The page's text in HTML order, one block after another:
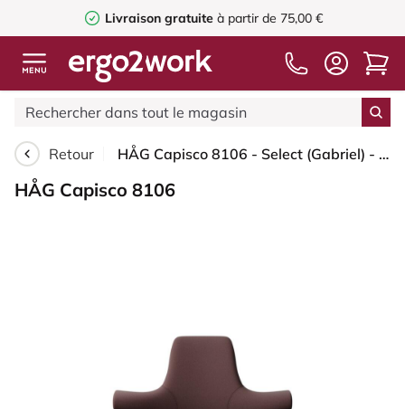
Livraison gratuiteà partir de 75,00 €
Retour HÅG Capisco 8106 - Select (Gabriel) - Laine / Polyamide - SC61186 - Chestnut - Argent - 265 mm (hauteur d’assise 53–79 cm) - Roues souples pour sols durs
HÅG Capisco 8106